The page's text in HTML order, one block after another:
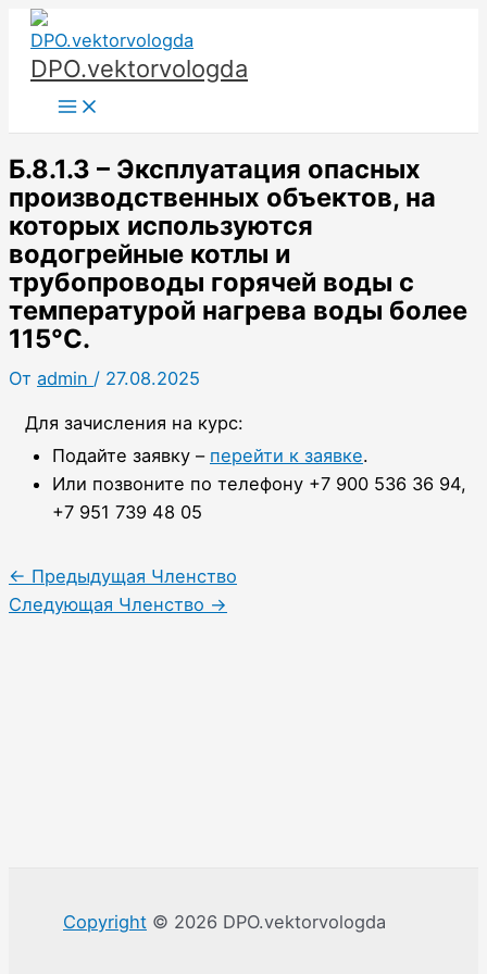
Перейти
содержимому
DPO.vektorvologda
Main
Б.8.1.3 – Эксплуатация опасных
производственных объектов, на
которых используются
водогрейные котлы и
трубопроводы горячей воды с
температурой нагрева воды более
115°С.
От admin / 27.08.2025
Для зачисления на курс:
Подайте заявку – перейти к заявке.
Или позвоните по телефону +7 900 536 36 94,
+7 951 739 48 05
← Предыдущая Членство
Следующая Членство →
Copyright © 2026 DPO.vektorvologda